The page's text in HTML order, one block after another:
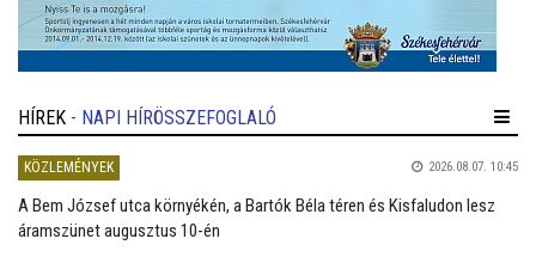
HÍREK - NAPI HÍRÖSSZEFOGLALÓ
KÖZLEMÉNYEK 2026.08.07. 10:45
A Bem József utca környékén, a Bartók Béla téren és Kisfaludon lesz
áramszünet augusztus 10-én